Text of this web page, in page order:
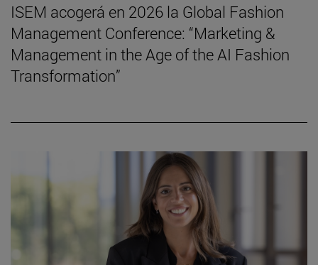
ISEM acogerá en 2026 la Global Fashion
Management Conference: “Marketing &
Management in the Age of the AI Fashion
Transformation”